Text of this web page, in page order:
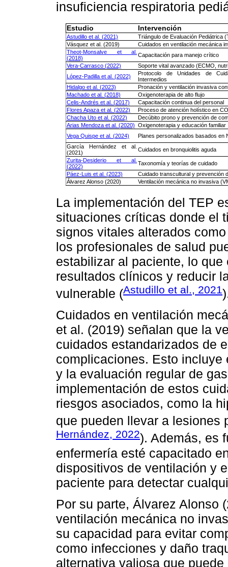
insuficiencia respiratoria
Estudio Intervención
Astudillo et al. (2021)
Triángulo de Evaluación Pediátrica
Vásquez et al. (2019)
Cuidados en ventilación mecánica
Theot-Monsalve et al.
(2018)
Capacitación para manejo crítico
Vera-Carrasco (2022)
Soporte vital avanzado (ECMO,
López-Padilla et al. (2022)
Protocolo de Unidades de
Intermedios
Hidalgo et al. (2023)
Pronación y ventilación invasiva
Machado et al. (2018)
Oxigenoterapia de alto flujo
Celis-Andrés et al. (2017)
Capacitación continua del personal
Flores Apaza et al. (2022)
Proceso de atención holístico en
Chacha Uto et al. (2022)
Decúbito prono y prevención de
Arias Mendoza et al. (2020) Oxigenoterapia y educación familiar
Vega Quispe et al. (2024)
Planes personalizados basados en
García Hernández et al.
(2021)
Cuidados en bronquiolitis aguda
Zurita-Desiderio et al.
(2022)
Taxonomía y teorías de cuidado
Páez-Luis et al. (2023)
Cuidado transcultural y prevención
Álvarez Alonso (2020)
Ventilación mecánica no invasiva
La implementación del TEP
situaciones críticas donde el
signos vitales alterados
los profesionales de salud
estabilizar al paciente, lo
resultados clínicos y reducir
vulnerable (Astudillo et al., 2021
Cuidados en ventilación
et al. (2019) señalan que la
cuidados estandarizados de
complicaciones. Esto
y la evaluación regular de
implementación de estos
riesgos asociados, como la
que pueden llevar a lesiones
Hernández, 2022). Además, es
enfermería esté capacitado
dispositivos de ventilación y
paciente para detectar
Por su parte, Álvarez Alonso
ventilación mecánica no
su capacidad para evitar
como infecciones y daño
alternativa valiosa que